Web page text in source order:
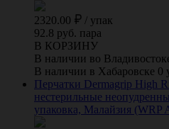
2320.00 / упак
92.8 руб. пара
В КОРЗИНУ
В наличии во
В наличии в Хабаровске 0
Перчатки Dermagrip High
нестерильные
упаковка, Малайзия (WRP